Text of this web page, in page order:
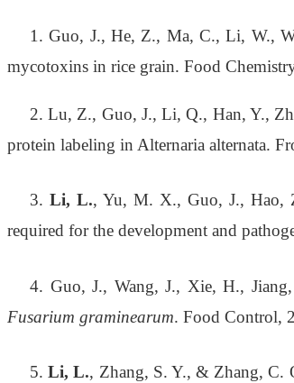
1. Guo, J., He, Z., Ma, C., Li, W.,
mycotoxins in rice grain. Food
2. Lu, Z., Guo, J., Li, Q., Han, Y.,
protein labeling in Alternaria alternata.
3. Li, L., Yu, M. X., Guo, J., Hao,
required for the development and
4. Guo, J., Wang, J., Xie, H.,
Fusarium graminearum. Food Control,
5. Li, L., Zhang, S. Y., & Zhang, C.